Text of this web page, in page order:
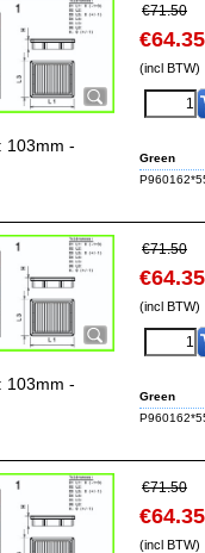
€71.50
€64.35
(incl BTW)
Green
103mm -
€71.50
€64.35
(incl BTW)
Green
103mm -
€71.50
€64.35
(incl BTW)